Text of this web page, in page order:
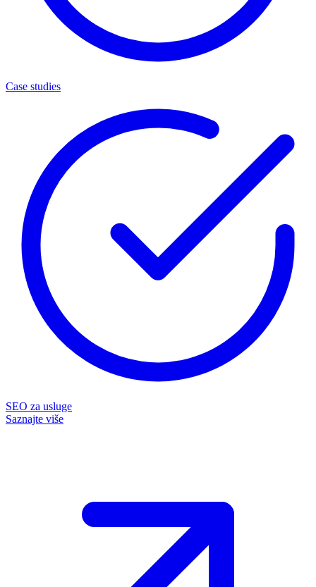
Case studies
SEO za usluge
Saznajte više